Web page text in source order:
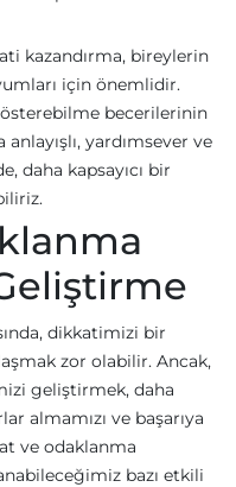
kazandırma, bireylerin
için önemlidir.
becerilerinin
yardımsever ve
daha kapsayıcı bir
dikkatimizi bir
zor olabilir. Ancak,
geliştirmek, daha
almamızı ve başarıya
ve odaklanma
bazı etkili